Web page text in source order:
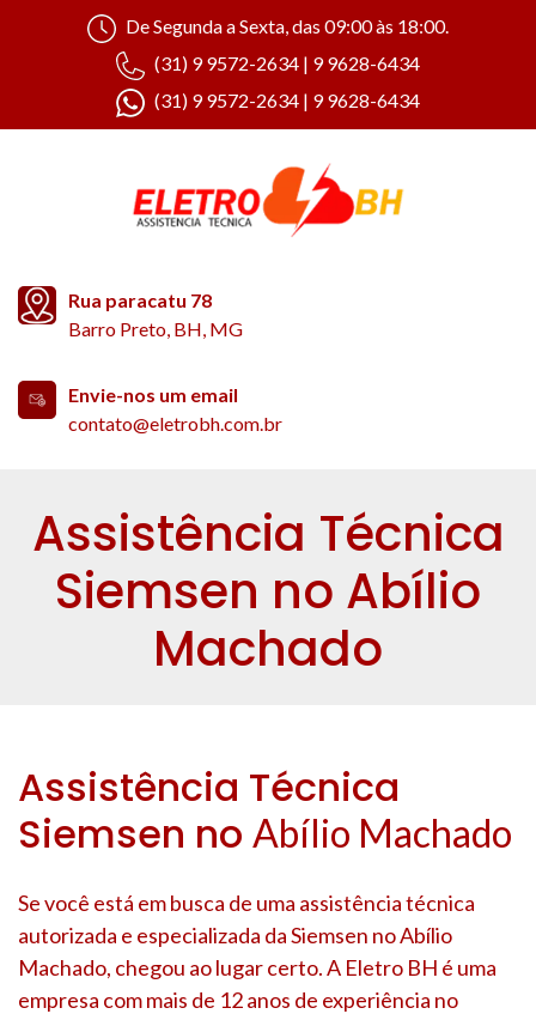
De Segunda a Sexta, das 09:00 às 18:00.
(31) 9 9572-2634 | 9 9628-6434
(31) 9 9572-2634 | 9 9628-6434
Rua paracatu 78
Barro Preto, BH, MG
Envie-nos um email
contato@eletrobh.com.br
Assistência Técnica
Siemsen no Abílio
Machado
Assistência Técnica
Siemsen no Abílio Machado
Se você está em busca de uma assistência técnica
autorizada e especializada da Siemsen noAbílio
Machado, chegou ao lugar certo. A Eletro BH é uma
empresa com mais de 12 anos de experiência no